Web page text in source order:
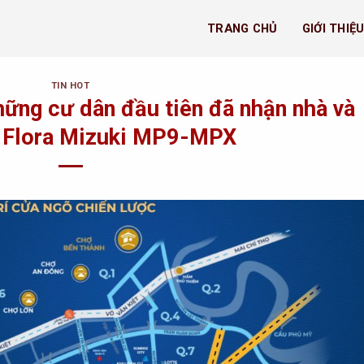
TRANG CHỦ GIỚI THIỆU
TIN HOT
cư dân đầu tiên đã nhận nhà và
Mizuki MP9-MPX